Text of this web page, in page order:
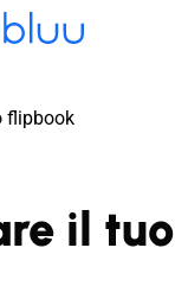
flipbook
il